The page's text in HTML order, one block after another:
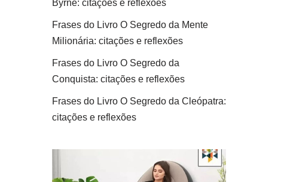
Byrne: citações e reflexões
Frases do Livro O Segredo da Mente
Milionária: citações e reflexões
Frases do Livro O Segredo da
Conquista: citações e reflexões
Frases do Livro O Segredo da Cleópatra:
citações e reflexões